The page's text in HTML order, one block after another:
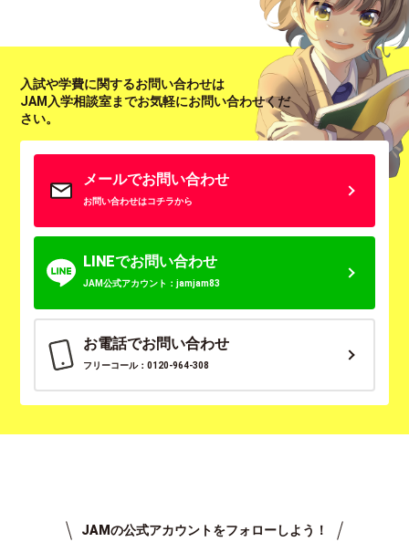
入試や学費に関するお問い合わせは
JAM入学相談室までお気軽にお問い合わせくだ
さい。
メールでお問い合わせ
お問い合わせはコチラから
LINEでお問い合わせ
JAM公式アカウント：jamjam83
お電話でお問い合わせ
フリーコール：0120-964-308
JAMの公式アカウントをフォローしよう！